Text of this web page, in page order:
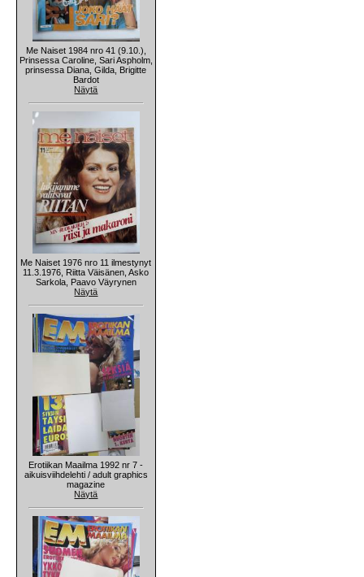
Me Naiset 1984 nro 41 (9.10.),
Prinsessa Caroline, Sari Aspholm,
prinsessa Diana, Gilda, Brigitte
Bardot
Näytä
Me Naiset 1976 nro 11 ilmestynyt
11.3.1976, Riitta Väisänen, Asko
Sarkola, Paavo Väyrynen
Näytä
Erotiikan Maailma 1992 nr 7 -
aikuisviihdelehti / adult graphics
magazine
Näytä